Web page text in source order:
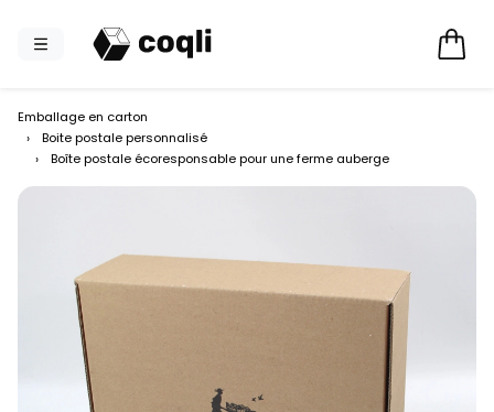
Emballage en carton
›
Boite postale personnalisé
›
Boîte postale écoresponsable pour une ferme auberge